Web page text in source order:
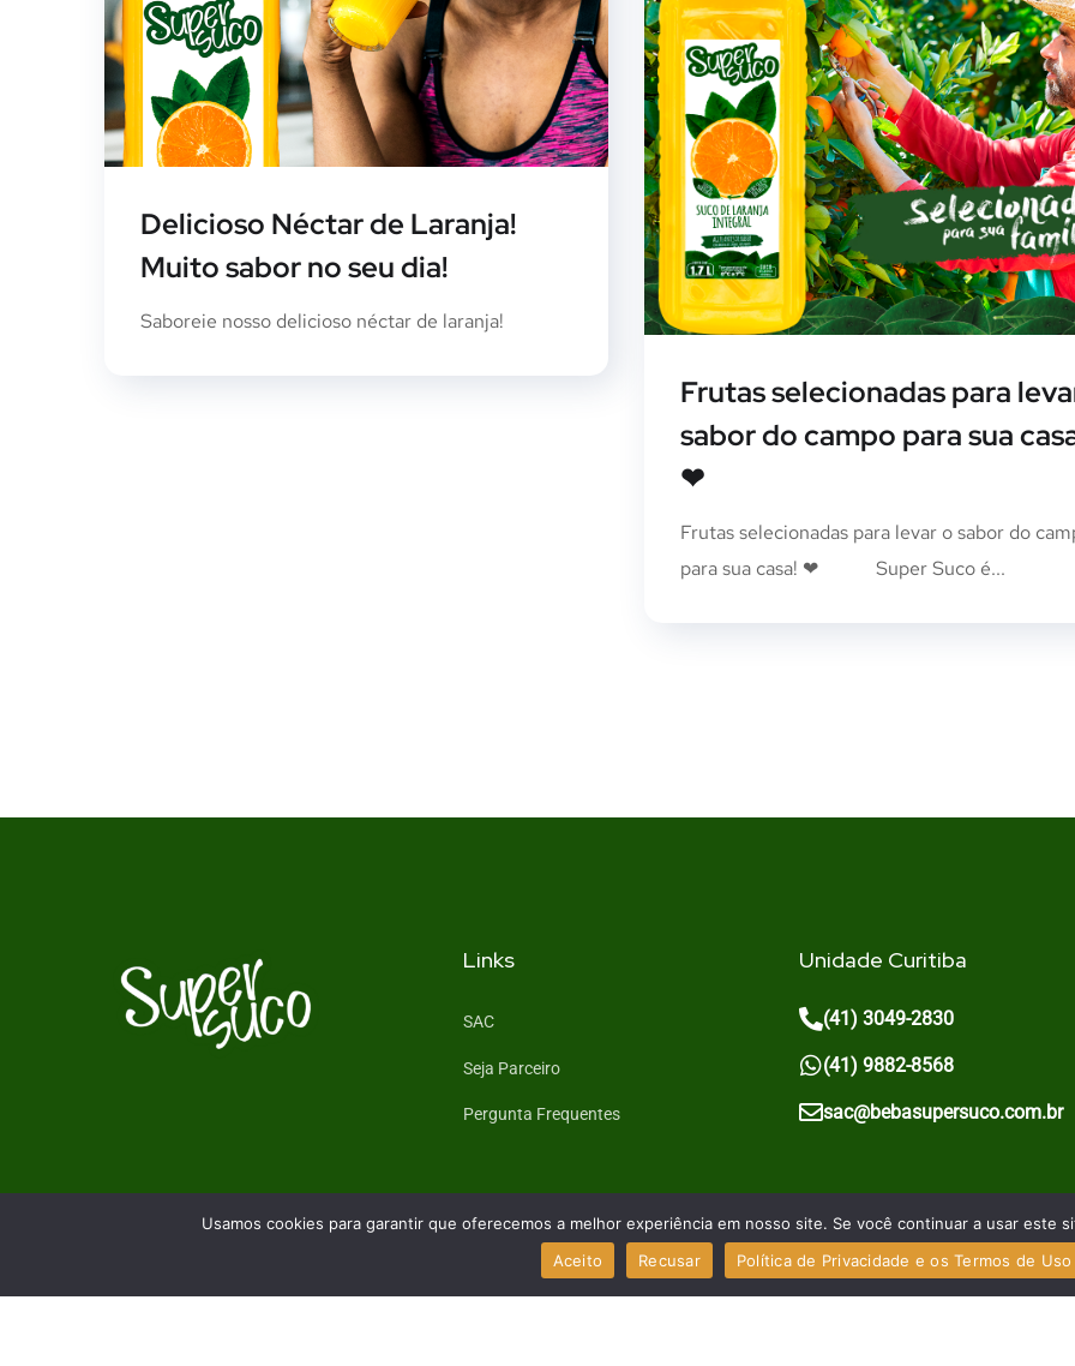
Delicioso Néctar de Laranja!
Muito sabor no seu dia!
Saboreie nosso delicioso néctar de laranja!
Frutas selecionadas para
sabor do campo para sua
❤⠀⠀
Frutas selecionadas para levar o sabor do
para sua casa! ❤⠀⠀⠀⠀Super Suco é...
Links
SAC
Seja Parceiro
Pergunta Frequentes
Unidade Curitiba
(41) 3049-2830
(41) 9882-8568
sac@bebasupersuco.com.br
Usamos cookies para garantir que oferecemos a melhor experiência em nosso site. Se você continuar a usar este
Aceito
Recusar Política de Privacidade e os Termos de Uso